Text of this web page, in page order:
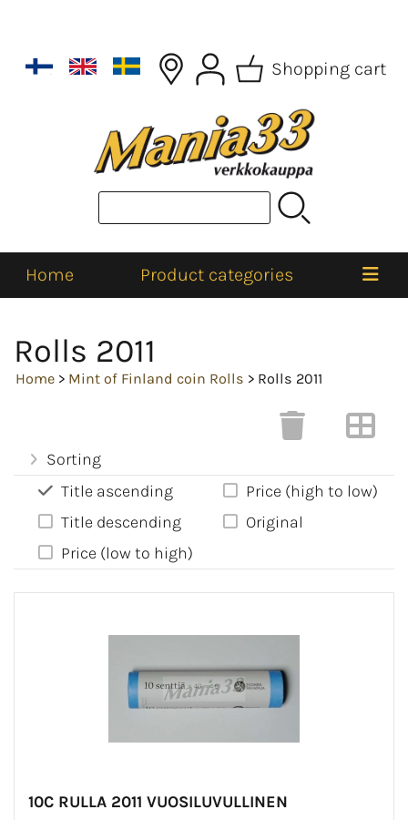
Shopping cart
Home Product categories
Rolls 2011
Home > Mint of Finland coin Rolls > Rolls 2011
Sorting
Title ascending
Title descending
Price (low to high)
Price (high to low)
Original
10C RULLA 2011 VUOSILUVULLINEN